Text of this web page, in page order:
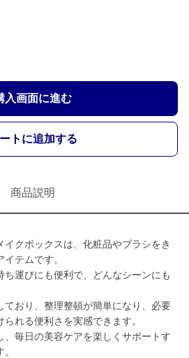
入画面に進む
トに追加する
商品説明
クボックスは、化粧品やブラシをき
テムです。
運びにも便利で、どんなシーンにも
ており、整理整頓が簡単になり、必要
れる便利さを実感できます。
、毎日の美容ケアを楽しくサポートす